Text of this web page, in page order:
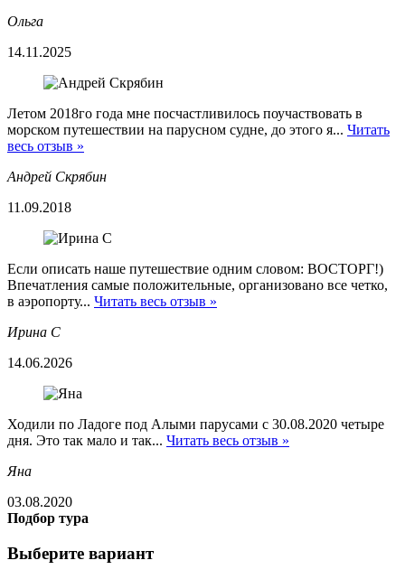
Ольга
14.11.2025
Летом 2018го года мне посчастливилось поучаствовать в
морском путешествии на парусном судне, до этого я... Читать
весь отзыв »
Андрей Скрябин
11.09.2018
Если описать наше путешествие одним словом: ВОСТОРГ!)
Впечатления самые положительные, организовано все четко,
в аэропорту... Читать весь отзыв »
Ирина С
14.06.2026
Ходили по Ладоге под Алыми парусами с 30.08.2020 четыре
дня. Это так мало и так... Читать весь отзыв »
Яна
03.08.2020
Подбор тура
Выберите вариант